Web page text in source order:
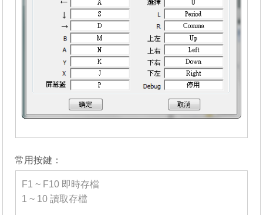
常用按鍵：
F1 ~ F10 即時存檔
1 ~ 10 讀取存檔